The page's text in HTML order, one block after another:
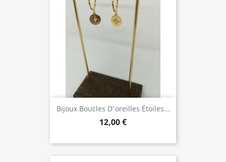
Bijoux Boucles D'oreilles Étoiles...
12,00 €